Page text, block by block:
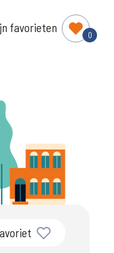
favorieten
0